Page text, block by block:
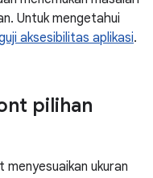
Untuk mengetahui
aksesibilitas aplikasi.
pilihan
ukuran